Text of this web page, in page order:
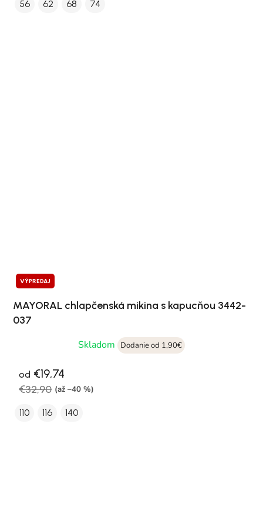
56 62 68 74
VÝPREDAJ
MAYORAL chlapčenská mikina s kapucňou 3442-
037
Skladom
Dodanie od 1,90€
od €19,74
€32,90 (až –40 %)
110 116 140